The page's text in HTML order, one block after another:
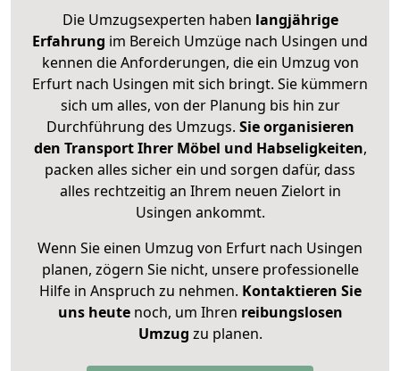
Die Umzugsexperten haben langjährige
Erfahrung im Bereich Umzüge nach Usingen und
kennen die Anforderungen, die ein Umzug von
Erfurt nach Usingen mit sich bringt. Sie kümmern
sich um alles, von der Planung bis hin zur
Durchführung des Umzugs. Sie organisieren
den Transport Ihrer Möbel und Habseligkeiten,
packen alles sicher ein und sorgen dafür, dass
alles rechtzeitig an Ihrem neuen Zielort in
Usingen ankommt.
Wenn Sie einen Umzug von Erfurt nach Usingen
planen, zögern Sie nicht, unsere professionelle
Hilfe in Anspruch zu nehmen. Kontaktieren Sie
uns heutenoch, um Ihren reibungslosen
Umzug zu planen.